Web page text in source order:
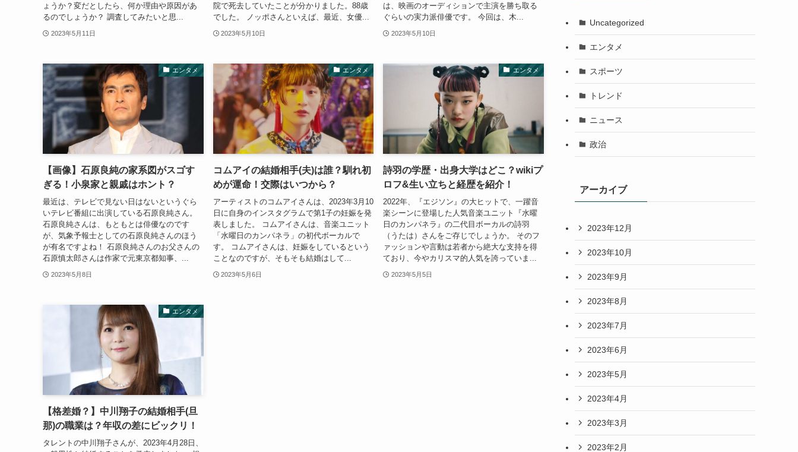
ょうか？変だとしたら、何か理由や原因があ
るのでしょうか？ 調査してみたいと思...
2023年5月11日
院で死去していたことが分かりました。88歳
でした。 ノッポさんといえば、最近、女優...
2023年5月10日
は、映画のオーディションで主演を勝ち取る
ぐらいの実力派俳優です。 今回は、木...
2023年5月10日
エンタメ
【画像】石原良純の家系図がスゴす
ぎる！小泉家と親戚はホント？
最近は、テレビで見ない日はないというぐら
いテレビ番組に出演している石原良純さん。
石原良純さんは、もともとは俳優なのです
が、気象予報士としての石原良純さんのほう
が有名ですよね！ 石原良純さんのお父さんの
石原慎太郎さんは作家で元東京都知事、...
2023年5月8日
エンタメ
コムアイの結婚相手(夫)は誰？馴れ初
めが運命！交際はいつから？
アーティストのコムアイさんは、2023年3月10
日に自身のインスタグラムで第1子の妊娠を発
表しました。 コムアイさんは、音楽ユニット
「水曜日のカンパネラ」の初代ボーカルで
す。 コムアイさんは、妊娠をしているという
ことなのですが、そもそも結婚はして...
2023年5月6日
エンタメ
詩羽の学歴・出身大学はどこ？wikiプ
ロフ&生い立ちと経歴を紹介！
2022年、『エジソン』の大ヒットで、一躍音
楽シーンに登場した人気音楽ユニット『水曜
日のカンパネラ』の二代目ボーカルの詩羽
（うたは）さんをご存じでしょうか。 そのフ
ァッションや言動は若者から絶大な支持を得
ており、今やカリスマ的人気を誇っていま...
2023年5月5日
エンタメ
【格差婚？】中川翔子の結婚相手(旦
那)の職業は？年収の差にビックリ！
タレントの中川翔子さんが、2023年4月28日、
Uncategorized
エンタメ
スポーツ
トレンド
ニュース
政治
アーカイブ
2023年12月
2023年10月
2023年9月
2023年8月
2023年7月
2023年6月
2023年5月
2023年4月
2023年3月
2023年2月